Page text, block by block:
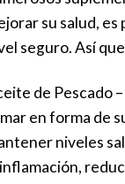
su salud,
seguro. Así
de Pescado
en forma de
niveles